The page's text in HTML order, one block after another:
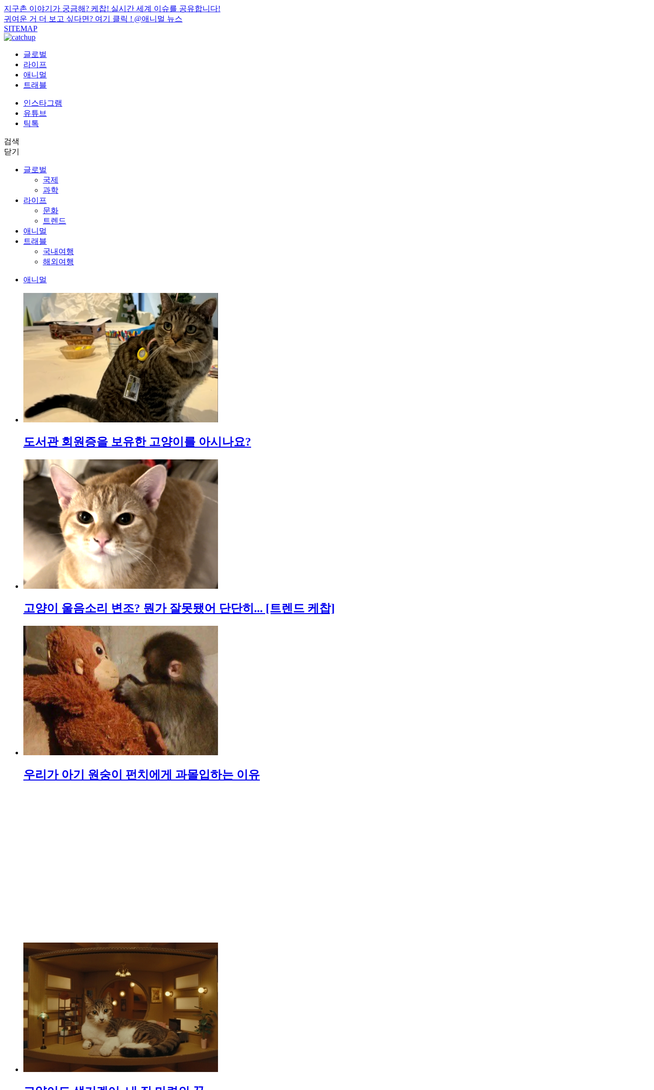
지구촌 이야기가 궁금해? 케찹! 실시간 세계 이슈를 공유합니다!
귀여운 거 더 보고 싶다면? 여기 클릭 ! @애니멀 뉴스
SITEMAP
글로벌
라이프
애니멀
트래블
인스타그램
유튜브
틱톡
검색
닫기
글로벌
국제
과학
라이프
문화
트렌드
애니멀
트래블
국내여행
해외여행
애니멀
도서관 회원증을 보유한 고양이를 아시나요?
고양이 울음소리 변조? 뭔가 잘못됐어 단단히... [트렌드 케찹]
우리가 아기 원숭이 펀치에게 과몰입하는 이유